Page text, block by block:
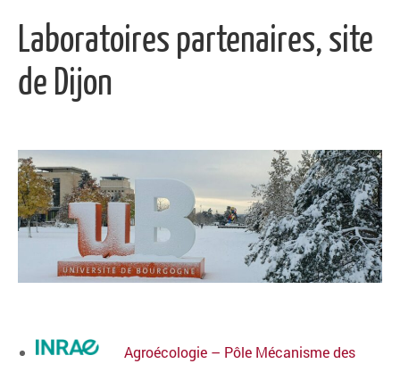
Laboratoires partenaires, site
de Dijon
Agroécologie – Pôle Mécanisme des